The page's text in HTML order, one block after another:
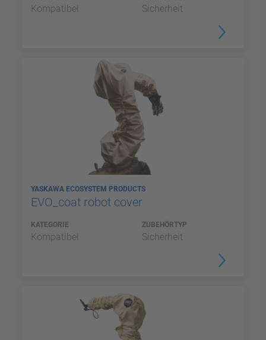
Kompatibel Sicherheit
YASKAWA ECOSYSTEM PRODUCTS
EVO_coat robot cover
KATEGORIE
Kompatibel
ZUBEHÖRTYP
Sicherheit